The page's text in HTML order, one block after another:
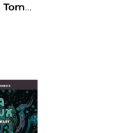
Vietnam Journal Tome 8 : L'horreur ! L'horreur !